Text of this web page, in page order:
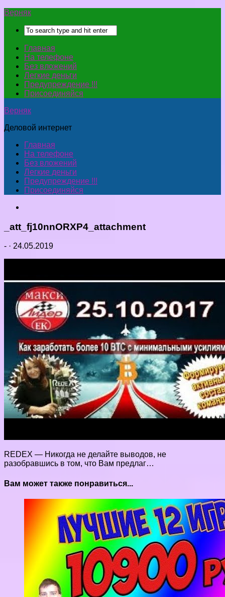
Верняк
Главная
На телефоне
Без вложений
Легкие деньги
Предупреждение !!!
Присоединяйся
Верняк
Деловой интернет
Главная
На телефоне
Без вложений
Легкие деньги
Предупреждение !!!
Присоединяйся
_att_fj10nnORXP4_attachment
- · 24.05.2019
REDEX — Никогда не делайте выводов, не
разобравшись в том, что Вам предлаг…
Вам может также понравиться...